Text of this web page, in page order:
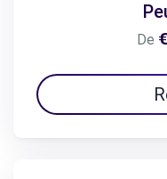
De